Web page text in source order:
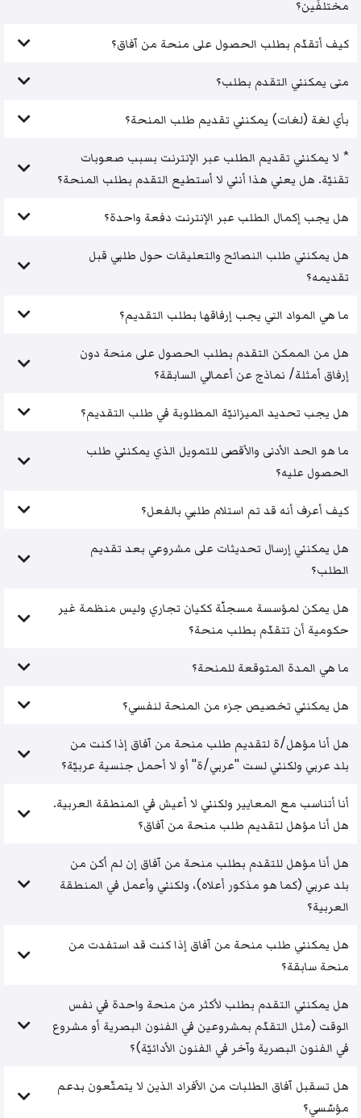
مختلفَين؟
كيف أتقدّم بطلب الحصول على منحة من آفاق؟
متى يمكنني التقدم بطلب؟
بأي لغة (لغات) يمكنني تقديم طلب المنحة؟
* لا يمكنني تقديم الطلب عبر الإنترنت بسبب صعوبات
تقنيّة. هل يعني هذا أنني لا أستطيع التقدم بطلب المنحة؟
هل يجب إكمال الطلب عبر الإنترنت دفعة واحدة؟
هل يمكنني طلب النصائح والتعليقات حول طلبي قبل
تقديمه؟
ما هي المواد التي يجب إرفاقها بطلب التقديم؟
هل من الممكن التقدم بطلب الحصول على منحة دون
إرفاق أمثلة/ نماذج عن أعمالي السابقة؟
هل يجب تحديد الميزانيّة المطلوبة في طلب التقديم؟
ما هو الحد الأدنى والأقصى للتمويل الذي يمكنني طلب
الحصول عليه؟
كيف أعرف أنه قد تم استلام طلبي بالفعل؟
هل يمكنني إرسال تحديثات على مشروعي بعد تقديم
الطلب؟
هل يمكن لمؤسسة مسجلّة ككيان تجاري وليس منظمة غير
حكومية أن تتقدّم بطلب منحة؟
ما هي المدة المتوقعة للمنحة؟
هل يمكنني تخصيص جزء من المنحة لنفسي؟
هل أنا مؤهل/ة لتقديم طلب منحة من آفاق إذا كنت من
بلد عربي ولكنني لست "عربي/ة" أو لا أحمل جنسية عربيّة؟
أنا أتناسب مع المعايير ولكنني لا أعيش في المنطقة العربية.
هل أنا مؤهل لتقديم طلب منحة من آفاق؟
هل أنا مؤهل للتقدم بطلب منحة من آفاق إن لم أكن من
بلد عربي (كما هو مذكور أعلاه)، ولكنني وأعمل في المنطقة
العربية؟
هل يمكنني طلب منحة من آفاق إذا كنت قد استفدت من
منحة سابقة؟
هل يمكنني التقدم بطلب لأكثر من منحة واحدة في نفس
الوقت (مثل التقدّم بمشروعين في الفنون البصرية أو مشروع
في الفنون البصرية وآخر في الفنون الأدائيّة)؟
هل تسقبل آفاق الطلبات من الأفراد الذين لا يتمتّعون بدعم
مؤسّسي؟